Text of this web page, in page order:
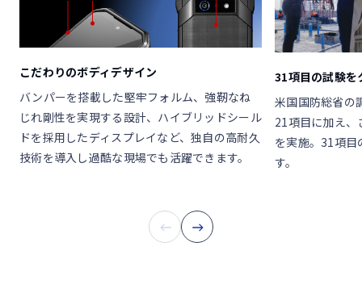
こだわりのボディデザイン
バンパーを搭載した堅牢フォルム、強靭なね
じれ剛性を実現する設計、ハイブリッドシール
ドを採用したディスプレイなど、独自の高耐久
技術を導入し過酷な現場でも活躍できます。
31項目の試験を
米国国防総省の
21項目に加え
を実施。31項目
す。